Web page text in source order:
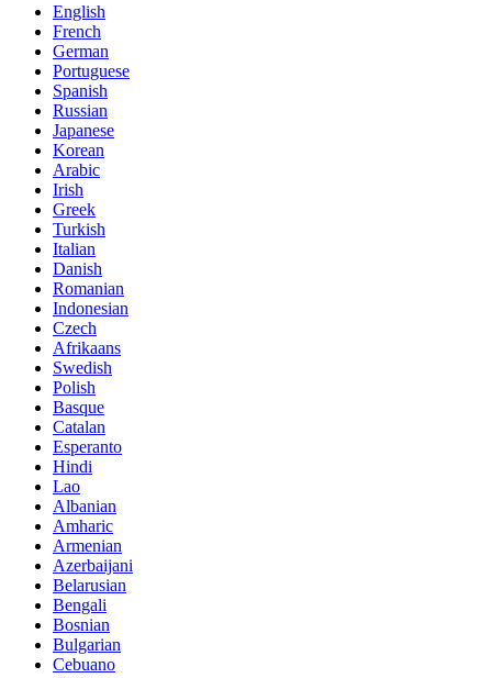
English
French
German
Portuguese
Spanish
Russian
Japanese
Korean
Arabic
Irish
Greek
Turkish
Italian
Danish
Romanian
Indonesian
Czech
Afrikaans
Swedish
Polish
Basque
Catalan
Esperanto
Hindi
Lao
Albanian
Amharic
Armenian
Azerbaijani
Belarusian
Bengali
Bosnian
Bulgarian
Cebuano